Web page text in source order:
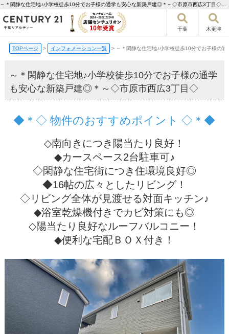
千葉 木更津
TOPページ > インフォメーション一覧 > ～＊閑静な住宅地♪小学校徒歩10分でお子様の
～＊閑静な住宅地♪小学校徒歩10分でお子様の通学
も安心な新築戸建◎＊～◇市原市西広3丁目◇
◆＊◇ 物件のおすすめポイント ◇＊◆
◇南向きにつき陽当たり良好！
◆カースペース2台駐車可♪
◇閑静な住宅街につき住環境良好◎
◆16帖の広々としたリビング！
◇リビング全体が見渡せる対面キッチン♪
◆浴室乾燥機付きでカビ対策にも◎
◇陽当たり良好なルーフバルコニー！
◆便利な宅配ＢＯＸ付き！